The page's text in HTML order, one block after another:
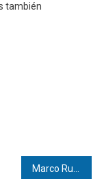
también
Marco Rubio despierta rumores presidenciales tras rueda de prensa en la Casa Blanca